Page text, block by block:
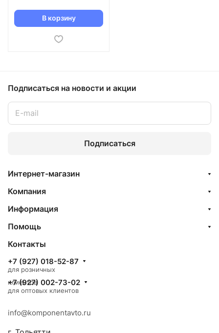
В корзину
Подписаться на новости и акции
Подписаться
Интернет-магазин
Компания
Информация
Помощь
Контакты
+7 (927) 018-52-87
для розничных
клиентов
+7 (927) 002-73-02
для оптовых клиентов
info@komponentavto.ru